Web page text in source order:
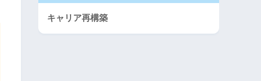
キャリア再構築